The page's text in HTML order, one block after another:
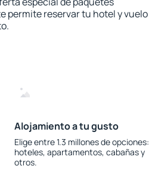
permite reservar tu hotel y vuelo
Alojamiento a tu gusto
Elige entre 1.3 millones de opciones:
hoteles, apartamentos, cabañas y
otros.